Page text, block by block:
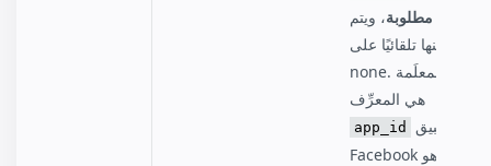
مطلوبة، ويتم
تعيينها تلقائيًا على:
none. هذه المعلَمة
هي المعرِّف
app_id
Facebook وهو